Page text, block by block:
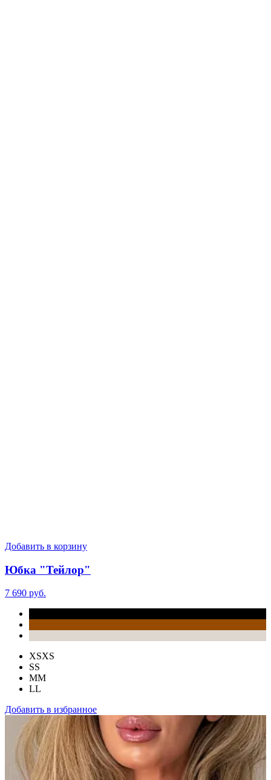
Добавить в корзину
Юбка "Тейлор"
7 690 руб.
XSXS
SS
MM
LL
Добавить в избранное